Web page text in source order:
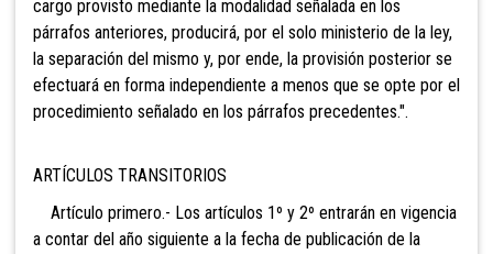
cargo provisto mediante la modalidad señalada en los
párrafos anteriores, producirá, por el solo ministerio de la ley,
la separación del mismo y, por ende, la provisión posterior se
efectuará en forma independiente a menos que se opte por el
procedimiento señalado en los párrafos precedentes.".
ARTÍCULOS TRANSITORIOS
Artículo primero.- Los artículos 1º y 2º entrarán en vigencia
a contar del año siguiente a la fecha de publicación de la